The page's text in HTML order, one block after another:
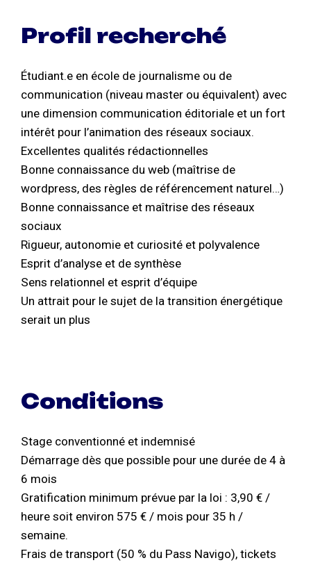
Profil recherché
Étudiant.e en école de journalisme ou de
communication (niveau master ou équivalent) avec
une dimension communication éditoriale et un fort
intérêt pour l’animation des réseaux sociaux.
Excellentes qualités rédactionnelles
Bonne connaissance du web (maîtrise de
wordpress, des règles de référencement naturel…)
Bonne connaissance et maîtrise des réseaux
sociaux
Rigueur, autonomie et curiosité et polyvalence
Esprit d’analyse et de synthèse
Sens relationnel et esprit d’équipe
Un attrait pour le sujet de la transition énergétique
serait un plus
Conditions
Stage conventionné et indemnisé
Démarrage dès que possible pour une durée de 4 à
6 mois
Gratification minimum prévue par la loi : 3,90 € /
heure soit environ 575 € / mois pour 35 h /
semaine.
Frais de transport (50 % du Pass Navigo), tickets